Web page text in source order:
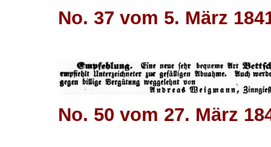
No. 37 vom 5. März
No. 50 vom 27. März